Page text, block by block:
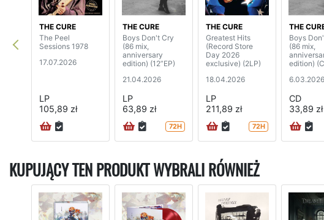
THE CURE
The Peel
Sessions 1978
17.07.2026
LP
105,89 zł
THE CURE
Boys Don't Cry
(86 mix,
anniversary
edition) (12”EP)
21.04.2026
LP
63,89 zł
72H
THE CURE
Greatest Hits
(Record Store
Day 2026
exclusive) (2LP)
18.04.2026
LP
211,89 zł
72H
THE
Boys
(86 mix,
edition)
6.03.2026
CD
33,89 zł
KUPUJĄCY TEN PRODUKT WYBRALI RÓWNIEŻ